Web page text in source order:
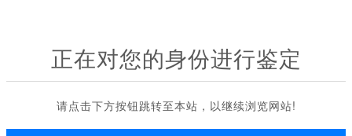
正在对您的身份进行鉴定
请点击下方按钮跳转至本站，以继续浏览网站!